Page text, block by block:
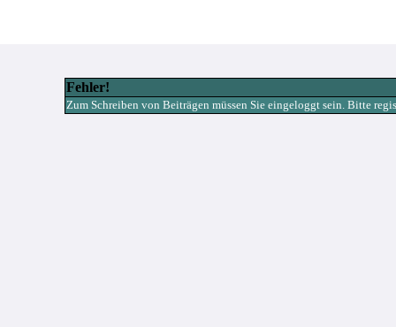
Fehler!
Zum Schreiben von Beiträgen müssen Sie eingeloggt sein. Bitte